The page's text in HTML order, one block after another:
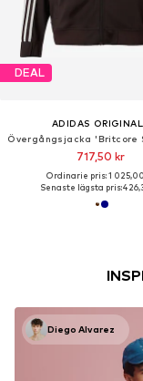
DEAL
ADIDAS
Övergångsjacka 'Britcore
717,50 kr
Ordinarie pris: 1
Senaste lägsta pris:
Diego Alvarez